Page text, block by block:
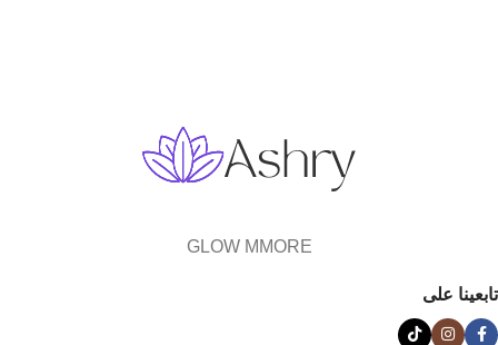
GLOW MMORE
تابعينا على